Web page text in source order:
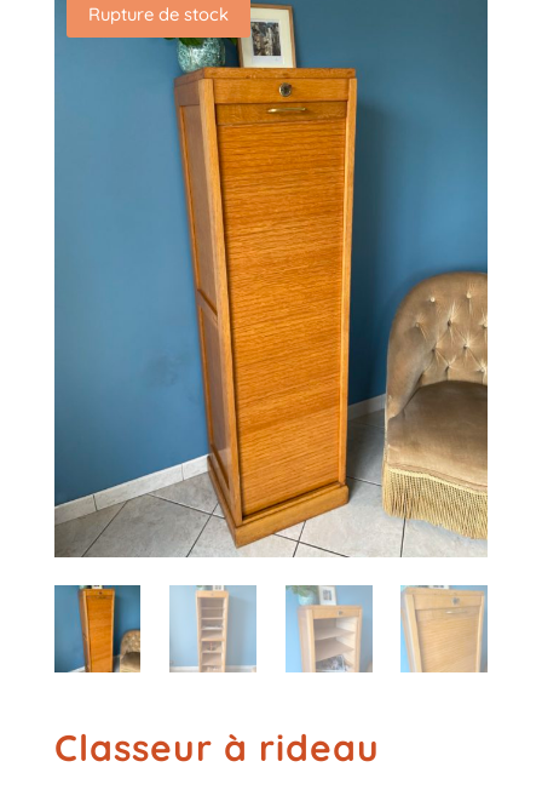
Classeur à rideau
Rupture de stock